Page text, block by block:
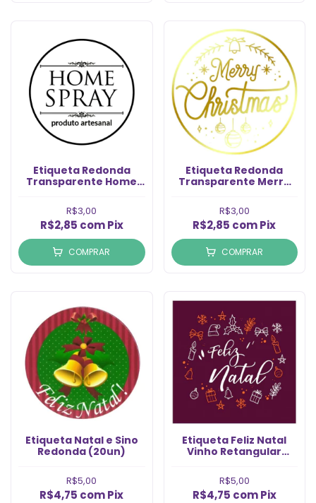
Etiqueta Redonda
Transparente Home
R$3,00
R$2,85 com Pix
COMPRAR
Etiqueta Redonda
Transparente Merry
R$3,00
R$2,85 comPix
COMPRAR
Etiqueta Natal e Sino
Redonda (20un)
R$5,00
R$4,75 comPix
Etiqueta Feliz Natal
Vinho Retangular
R$5,00
R$4,75 com Pix